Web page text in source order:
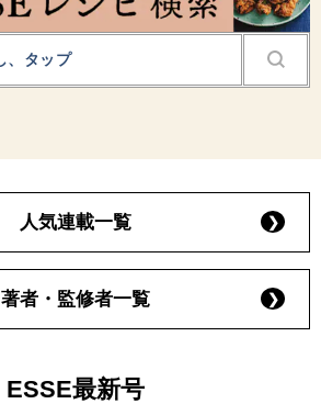
人気連載一覧
著者・監修者一覧
ESSE最新号